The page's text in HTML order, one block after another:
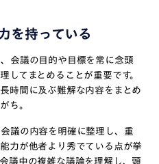
を持っている
会議の目的や目標を常に念頭
してまとめることが重要です。
時間に及ぶ難解な内容をまとめ
ち。
議の内容を明確に整理し、重
力が他者より秀でている点が挙
議中の複雑な議論を理解し、頭